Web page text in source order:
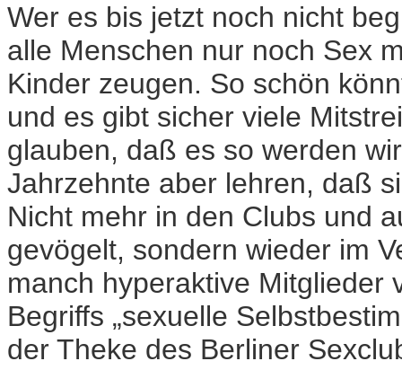
Wer es bis jetzt noch nicht
alle Menschen nur noch Sex
Kinder zeugen. So schön
und es gibt sicher viele
glauben, daß es so werden
Jahrzehnte aber lehren, daß
Nicht mehr in den Clubs und
gevögelt, sondern wieder im
manch hyperaktive Mitglieder
Begriffs „sexuelle
der Theke des Berliner